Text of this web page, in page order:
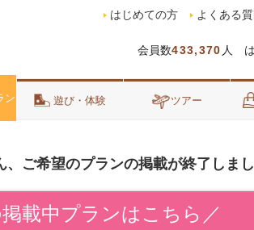
会員数433,370 人 は
はじめての方 よくある
ン 遊び・体験 ツアー
ご希望のプランの掲載が終了しまし
載中プランはこちら／